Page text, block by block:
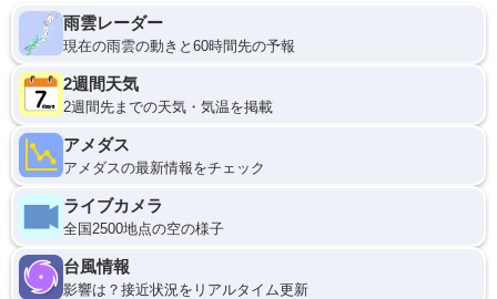
雨雲レーダー
現在の雨雲の動きと60時間先の予報
2週間天気
2週間先までの天気・気温を掲載
アメダス
アメダスの最新情報をチェック
ライブカメラ
全国2500地点の空の様子
台風情報
影響は？接近状況をリアルタイム更新